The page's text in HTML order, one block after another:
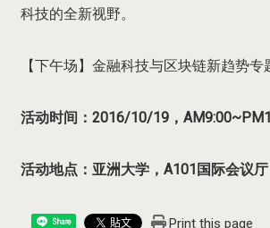
科技的全新视野。
【下午场】金融科技与区块链新趋势专
活动时间：2016/10/19，
活动地点：亚洲大学，A101国际会议厅
Share Print this page